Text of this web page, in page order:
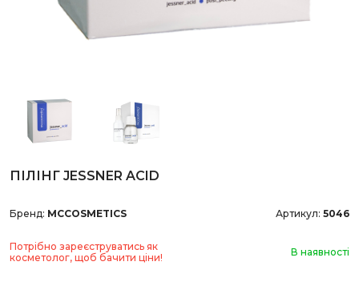
ПІЛІНГ JESSNER ACID
Бренд: MCCOSMETICS Артикул: 5046
Потрібно зареєструватись як
косметолог, щоб бачити ціни!
В наявності